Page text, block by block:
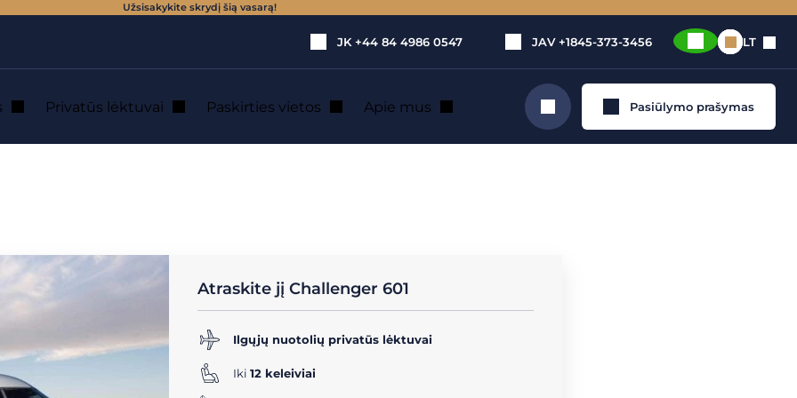
Užsisakykite skrydį šią vasarą!
JK +44 84 4986 0547 JAV +1845-373-3456 LT
Privatūs lėktuvai Paskirties vietos Apie mus Ieškoti Pasiūlymo prašymas
Atraskite jį Challenger 601
Ilgųjų nuotolių privatūs lėktuvai
Iki 12 keleiviai